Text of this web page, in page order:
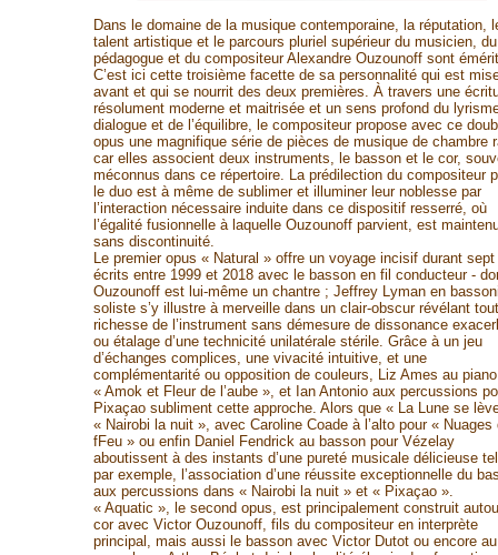
Dans le domaine de la musique contemporaine, la réputation,
talent artistique et le parcours pluriel supérieur du musicien, du
pédagogue et du compositeur Alexandre Ouzounoff sont
C’est ici cette troisième facette de sa personnalité qui est
avant et qui se nourrit des deux premières. À travers une
résolument moderne et maitrisée et un sens profond du
dialogue et de l’équilibre, le compositeur propose avec ce
opus une magnifique série de pièces de musique de chambre
car elles associent deux instruments, le basson et le cor,
méconnus dans ce répertoire. La prédilection du compositeur
le duo est à même de sublimer et illuminer leur noblesse par
l’interaction nécessaire induite dans ce dispositif resserré, où
l’égalité fusionnelle à laquelle Ouzounoff parvient, est
sans discontinuité.
Le premier opus « Natural » offre un voyage incisif durant sept
écrits entre 1999 et 2018 avec le basson en fil conducteur -
Ouzounoff est lui-même un chantre ; Jeffrey Lyman en
soliste s’y illustre à merveille dans un clair-obscur révélant
richesse de l’instrument sans démesure de dissonance
ou étalage d’une technicité unilatérale stérile. Grâce à un jeu
d’échanges complices, une vivacité intuitive, et une
complémentarité ou opposition de couleurs, Liz Ames au
« Amok et Fleur de l’aube », et Ian Antonio aux percussions
Pixaçao subliment cette approche. Alors que « La Lune se
« Nairobi la nuit », avec Caroline Coade à l’alto pour « Nuages
fFeu » ou enfin Daniel Fendrick au basson pour Vézelay
aboutissent à des instants d’une pureté musicale délicieuse
par exemple, l’association d’une réussite exceptionnelle du
aux percussions dans « Nairobi la nuit » et « Pixaçao ».
« Aquatic », le second opus, est principalement construit
cor avec Victor Ouzounoff, fils du compositeur en interprète
principal, mais aussi le basson avec Victor Dutot ou encore au